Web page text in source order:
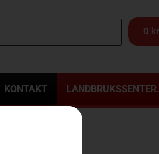
0 kr
KONTAKT